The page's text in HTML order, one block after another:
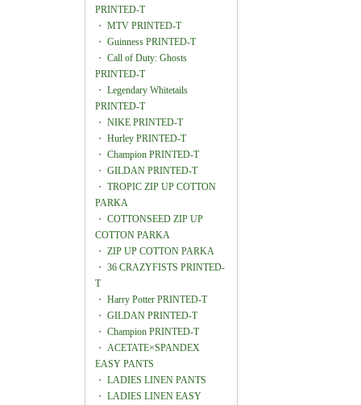
PRINTED-T
・ MTV PRINTED-T
・ Guinness PRINTED-T
・ Call of Duty: Ghosts
PRINTED-T
・ Legendary Whitetails
PRINTED-T
・ NIKE PRINTED-T
・ Hurley PRINTED-T
・ Champion PRINTED-T
・ GILDAN PRINTED-T
・ TROPIC ZIP UP COTTON
PARKA
・ COTTONSEED ZIP UP
COTTON PARKA
・ ZIP UP COTTON PARKA
・ 36 CRAZYFISTS PRINTED-
T
・ Harry Potter PRINTED-T
・ GILDAN PRINTED-T
・ Champion PRINTED-T
・ ACETATE×SPANDEX
EASY PANTS
・ LADIES LINEN PANTS
・ LADIES LINEN EASY